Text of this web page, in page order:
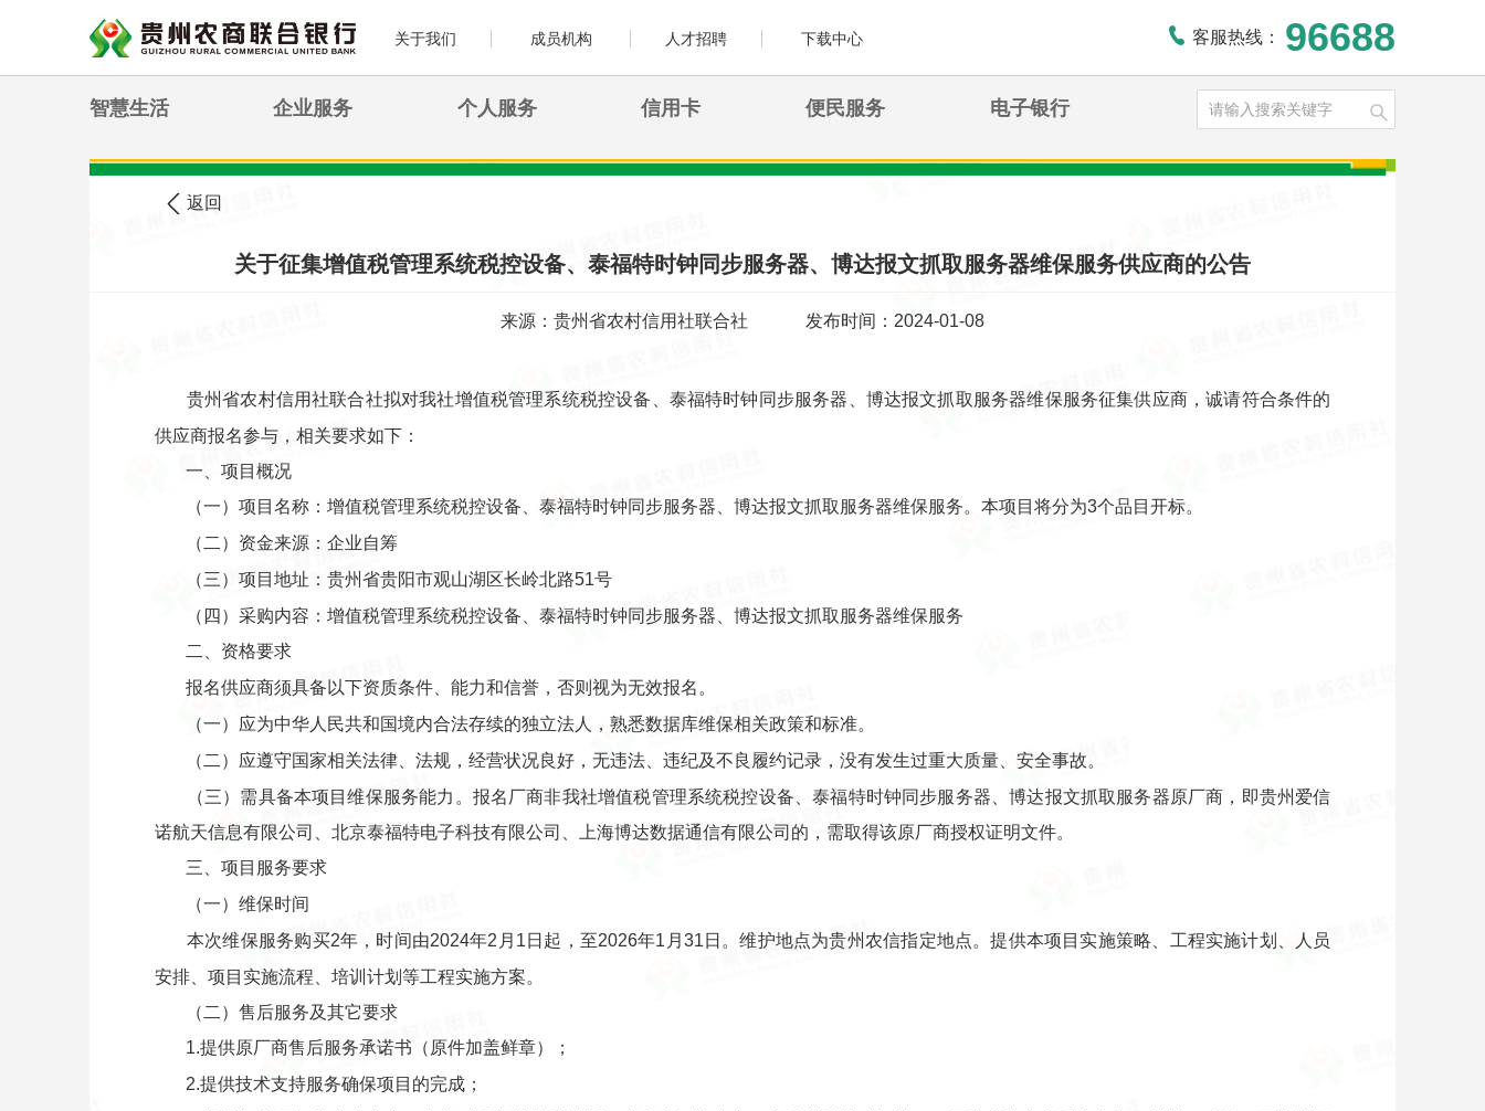
关于我们 成员机构 人才招聘 下载中心 客服热线： 96688
智慧生活 企业服务 个人服务 信用卡 便民服务 电子银行
您现在的位置: 农信公告
返回
关于征集增值税管理系统税控设备、泰福特时钟同步服务器、博达报文抓取服务器维保服务供应商的公告
来源：贵州省农村信用社联合社 发布时间：2024-01-08
贵州省农村信用社联合社拟对我社增值税管理系统税控设备、泰福特时钟同步服务器、博达报文抓取服务器维保服务征集供应商，诚请符合条件的
供应商报名参与，相关要求如下：
一、项目概况
（一）项目名称：增值税管理系统税控设备、泰福特时钟同步服务器、博达报文抓取服务器维保服务。本项目将分为3个品目开标。
（二）资金来源：企业自筹
（三）项目地址：贵州省贵阳市观山湖区长岭北路51号
（四）采购内容：增值税管理系统税控设备、泰福特时钟同步服务器、博达报文抓取服务器维保服务
二、资格要求
报名供应商须具备以下资质条件、能力和信誉，否则视为无效报名。
（一）应为中华人民共和国境内合法存续的独立法人，熟悉数据库维保相关政策和标准。
（二）应遵守国家相关法律、法规，经营状况良好，无违法、违纪及不良履约记录，没有发生过重大质量、安全事故。
（三）需具备本项目维保服务能力。报名厂商非我社增值税管理系统税控设备、泰福特时钟同步服务器、博达报文抓取服务器原厂商，即贵州爱信
诺航天信息有限公司、北京泰福特电子科技有限公司、上海博达数据通信有限公司的，需取得该原厂商授权证明文件。
三、项目服务要求
（一）维保时间
本次维保服务购买2年，时间由2024年2月1日起，至2026年1月31日。维护地点为贵州农信指定地点。提供本项目实施策略、工程实施计划、人员
安排、项目实施流程、培训计划等工程实施方案。
（二）售后服务及其它要求
1.提供原厂商售后服务承诺书（原件加盖鲜章）；
2.提供技术支持服务确保项目的完成；